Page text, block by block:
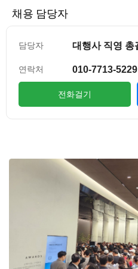
채용 담당자
담당자 대행사 직영 총
연락처 010-7713-5229
전화걸기